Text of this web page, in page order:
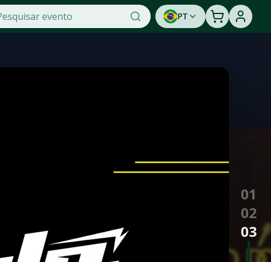
PT
com segurança para shows, festas, eventos esportivos e
01
02
03
04